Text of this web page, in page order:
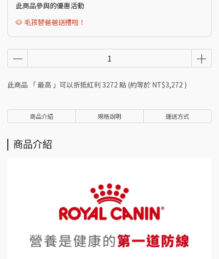
此商品參與的優惠活動
🐶 毛孩替爸爸送禮啦！
此商品 「 最高 」可以折抵紅利 3272 點 (約等於 NT$3,272 )
商品介紹 規格說明 運送方式
商品介紹